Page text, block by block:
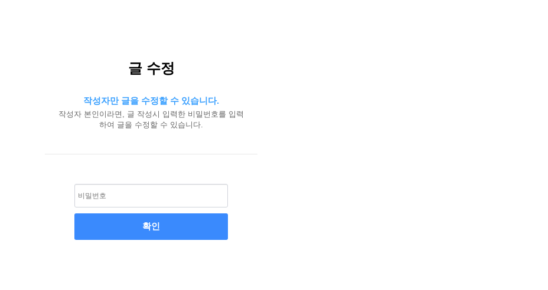
글 수정
작성자만 글을 수정할 수 있습니다.
작성자 본인이라면, 글 작성시 입력한 비밀번호를 입력
하여 글을 수정할 수 있습니다.